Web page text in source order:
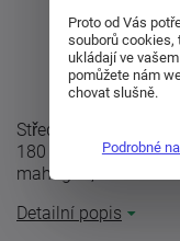
Středová police nad
180 a 200 cm, v
mahagon, ořech a
Detailní popis
Proto od Vás
souborů cookies,
ukládají ve
pomůžete nám
chovat slušně.
Podrobné